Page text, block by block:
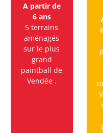
A partir de
6 ans
5 terrains
aménagés
sur le plus
grand
paintball de
Vendée.